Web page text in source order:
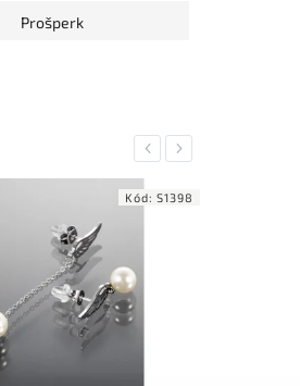
Prošperk
Previous
Kód: S1398
Next